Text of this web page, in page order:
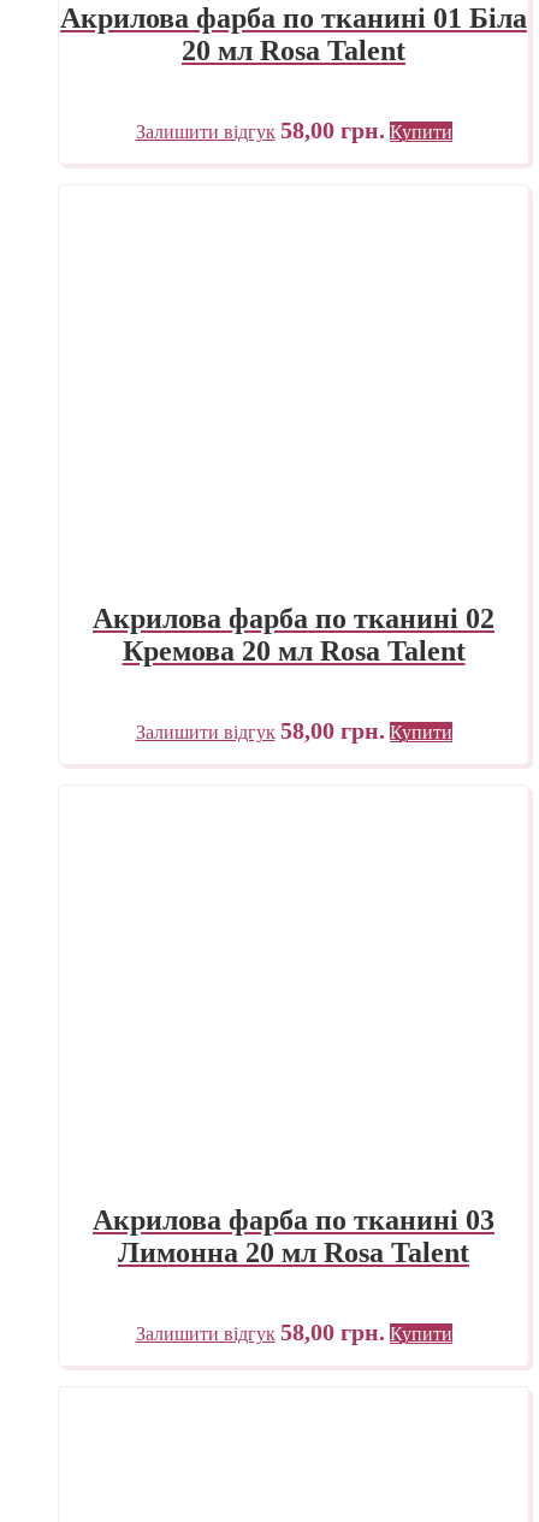
Акрилова фарба по тканині 01 Біла
20 мл Rosa Talent
Залишити відгук 58,00 грн. Купити
Акрилова фарба по тканині 02
Кремова 20 мл Rosa Talent
Залишити відгук 58,00 грн. Купити
Акрилова фарба по тканині 03
Лимонна 20 мл Rosa Talent
Залишити відгук 58,00 грн. Купити